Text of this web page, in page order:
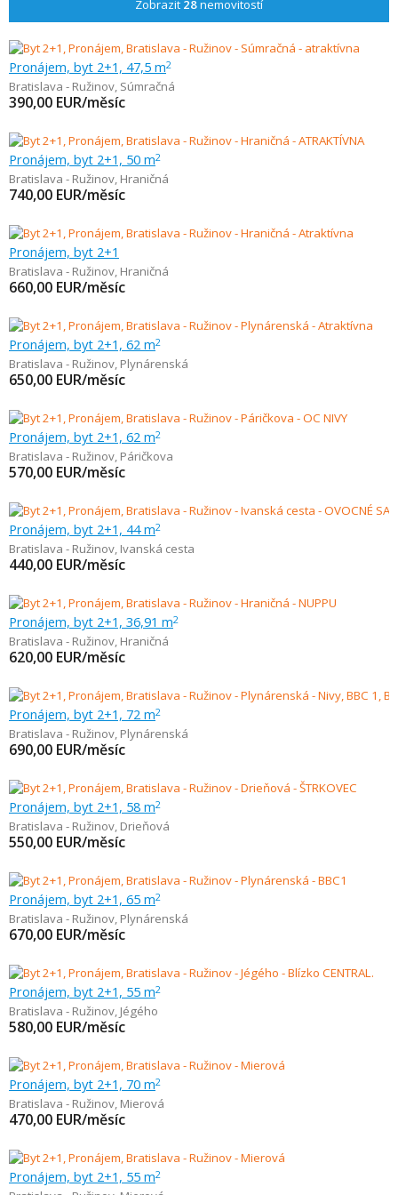
Zobrazit 28nemovitostí
Pronájem, byt 2+1, 47,5 m2
Bratislava - Ružinov, Súmračná
390,00 EUR/měsíc
Pronájem, byt 2+1, 50 m2
Bratislava - Ružinov, Hraničná
740,00 EUR/měsíc
Pronájem, byt 2+1
Bratislava - Ružinov, Hraničná
660,00 EUR/měsíc
Pronájem, byt 2+1, 62 m2
Bratislava - Ružinov, Plynárenská
650,00 EUR/měsíc
Pronájem, byt 2+1, 62 m2
Bratislava - Ružinov, Páričkova
570,00 EUR/měsíc
Pronájem, byt 2+1, 44 m2
Bratislava - Ružinov, Ivanská cesta
440,00 EUR/měsíc
Pronájem, byt 2+1, 36,91 m2
Bratislava - Ružinov, Hraničná
620,00 EUR/měsíc
Pronájem, byt 2+1, 72 m2
Bratislava - Ružinov, Plynárenská
690,00 EUR/měsíc
Pronájem, byt 2+1, 58 m2
Bratislava - Ružinov, Drieňová
550,00 EUR/měsíc
Pronájem, byt 2+1, 65 m2
Bratislava - Ružinov, Plynárenská
670,00 EUR/měsíc
Pronájem, byt 2+1, 55 m2
Bratislava - Ružinov, Jégého
580,00 EUR/měsíc
Pronájem, byt 2+1, 70 m2
Bratislava - Ružinov, Mierová
470,00 EUR/měsíc
Pronájem, byt 2+1, 55 m2